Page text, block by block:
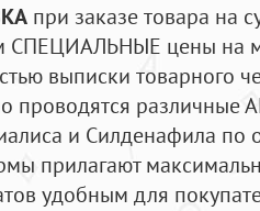
при заказе товара на
СПЕЦИАЛЬНЫЕ цены на
выписки товарного
проводятся
и Силденафила по
прилагают
удобным для